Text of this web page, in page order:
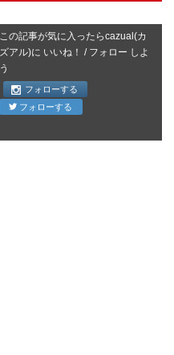
この記事が気に入ったらcazual(カ
ズアル)に いいね！ / フォロー しよ
う
フォローする
フォローする